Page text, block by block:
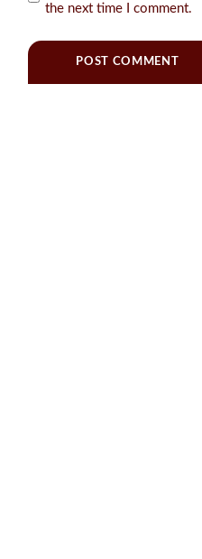
the next time I comment.
POST COMMENT